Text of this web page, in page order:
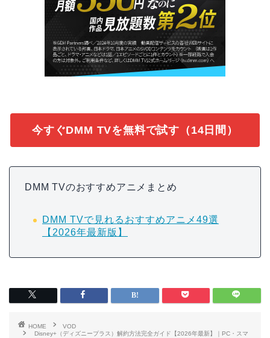
今すぐDMM TVを無料で試す（14日間）
DMM TVのおすすめアニメまとめ
DMM TVで見れるおすすめアニメ49選
【2026年最新版】
HOME
VOD
Disney+（ディズニープラス）解約方法完全ガイド【2026年最新】｜PC・スマ